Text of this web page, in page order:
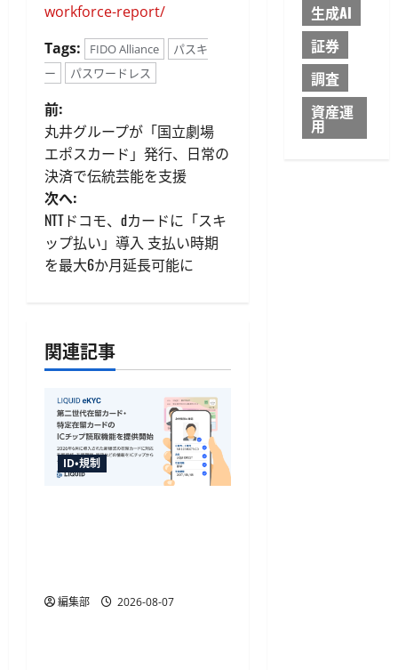
workforce-report/
Tags:
FIDO Alliance
パスキ
ー
パスワードレス
投
稿
ナ
ビ
ゲ
シ
ョ
ン
前:
丸井グループが「国立劇場
エポスカード」発行、日常の
決済で伝統芸能を支援
次へ:
NTTドコモ、dカードに「スキ
ップ払い」導入 支払い時期
を最大6か月延長可能に
関連記事
ID・規制
編集部 2026-08-07
ID・規制
生成AI
証券
調査
資産運
用